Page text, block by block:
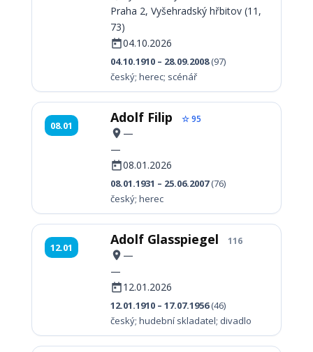
Praha 2, Vyšehradský hřbitov (11,
73)
04.10.2026
04.10.1910 – 28.09.2008(97)
český; herec; scénář
08.01 Adolf Filip ☆ 95
—
—
08.01.2026
08.01.1931 – 25.06.2007(76)
český; herec
12.01 Adolf Glasspiegel 116
—
—
12.01.2026
12.01.1910 – 17.07.1956(46)
český; hudební skladatel; divadlo